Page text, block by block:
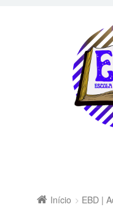
Início EBD |